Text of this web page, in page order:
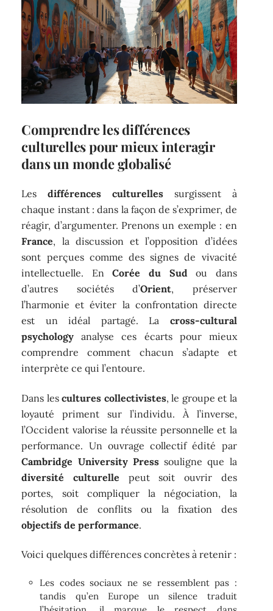
Comprendre les différences
culturelles pour mieux interagir
dans un monde globalisé
Lesdifférences culturelles surgissent à
chaque instant : dans la façon de s’exprimer, de
réagir, d’argumenter. Prenons un exemple : en
France, la discussion et l’opposition d’idées
sont perçues comme des signes de vivacité
intellectuelle. EnCorée du Sudou dans
d’autres sociétés d’Orient, préserver
l’harmonie et éviter la confrontation directe
est un idéal partagé. La cross-cultural
psychology analyse ces écarts pour mieux
comprendre comment chacun s’adapte et
interprète ce qui l’entoure.
Dans lescultures collectivistes, le groupe et la
loyauté priment sur l’individu. À l’inverse,
l’Occident valorise la réussite personnelle et la
performance. Un ouvrage collectif édité par
Cambridge University Presssouligne que la
diversité culturelle peut soit ouvrir des
portes, soit compliquer la négociation, la
résolution de conflits ou la fixation des
objectifs de performance.
Voici quelques différences concrètes à retenir :
Les codes sociaux ne se ressemblent pas :
tandis qu’en Europe un silence traduit